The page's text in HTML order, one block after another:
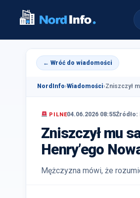
← Wróć do wiadomości
NordInfo›Wiadomości›Zniszczył
PILNE04.06.2026 08:55Źródło:
Zniszczył mu
Henry’ego
Mężczyzna mówi, że